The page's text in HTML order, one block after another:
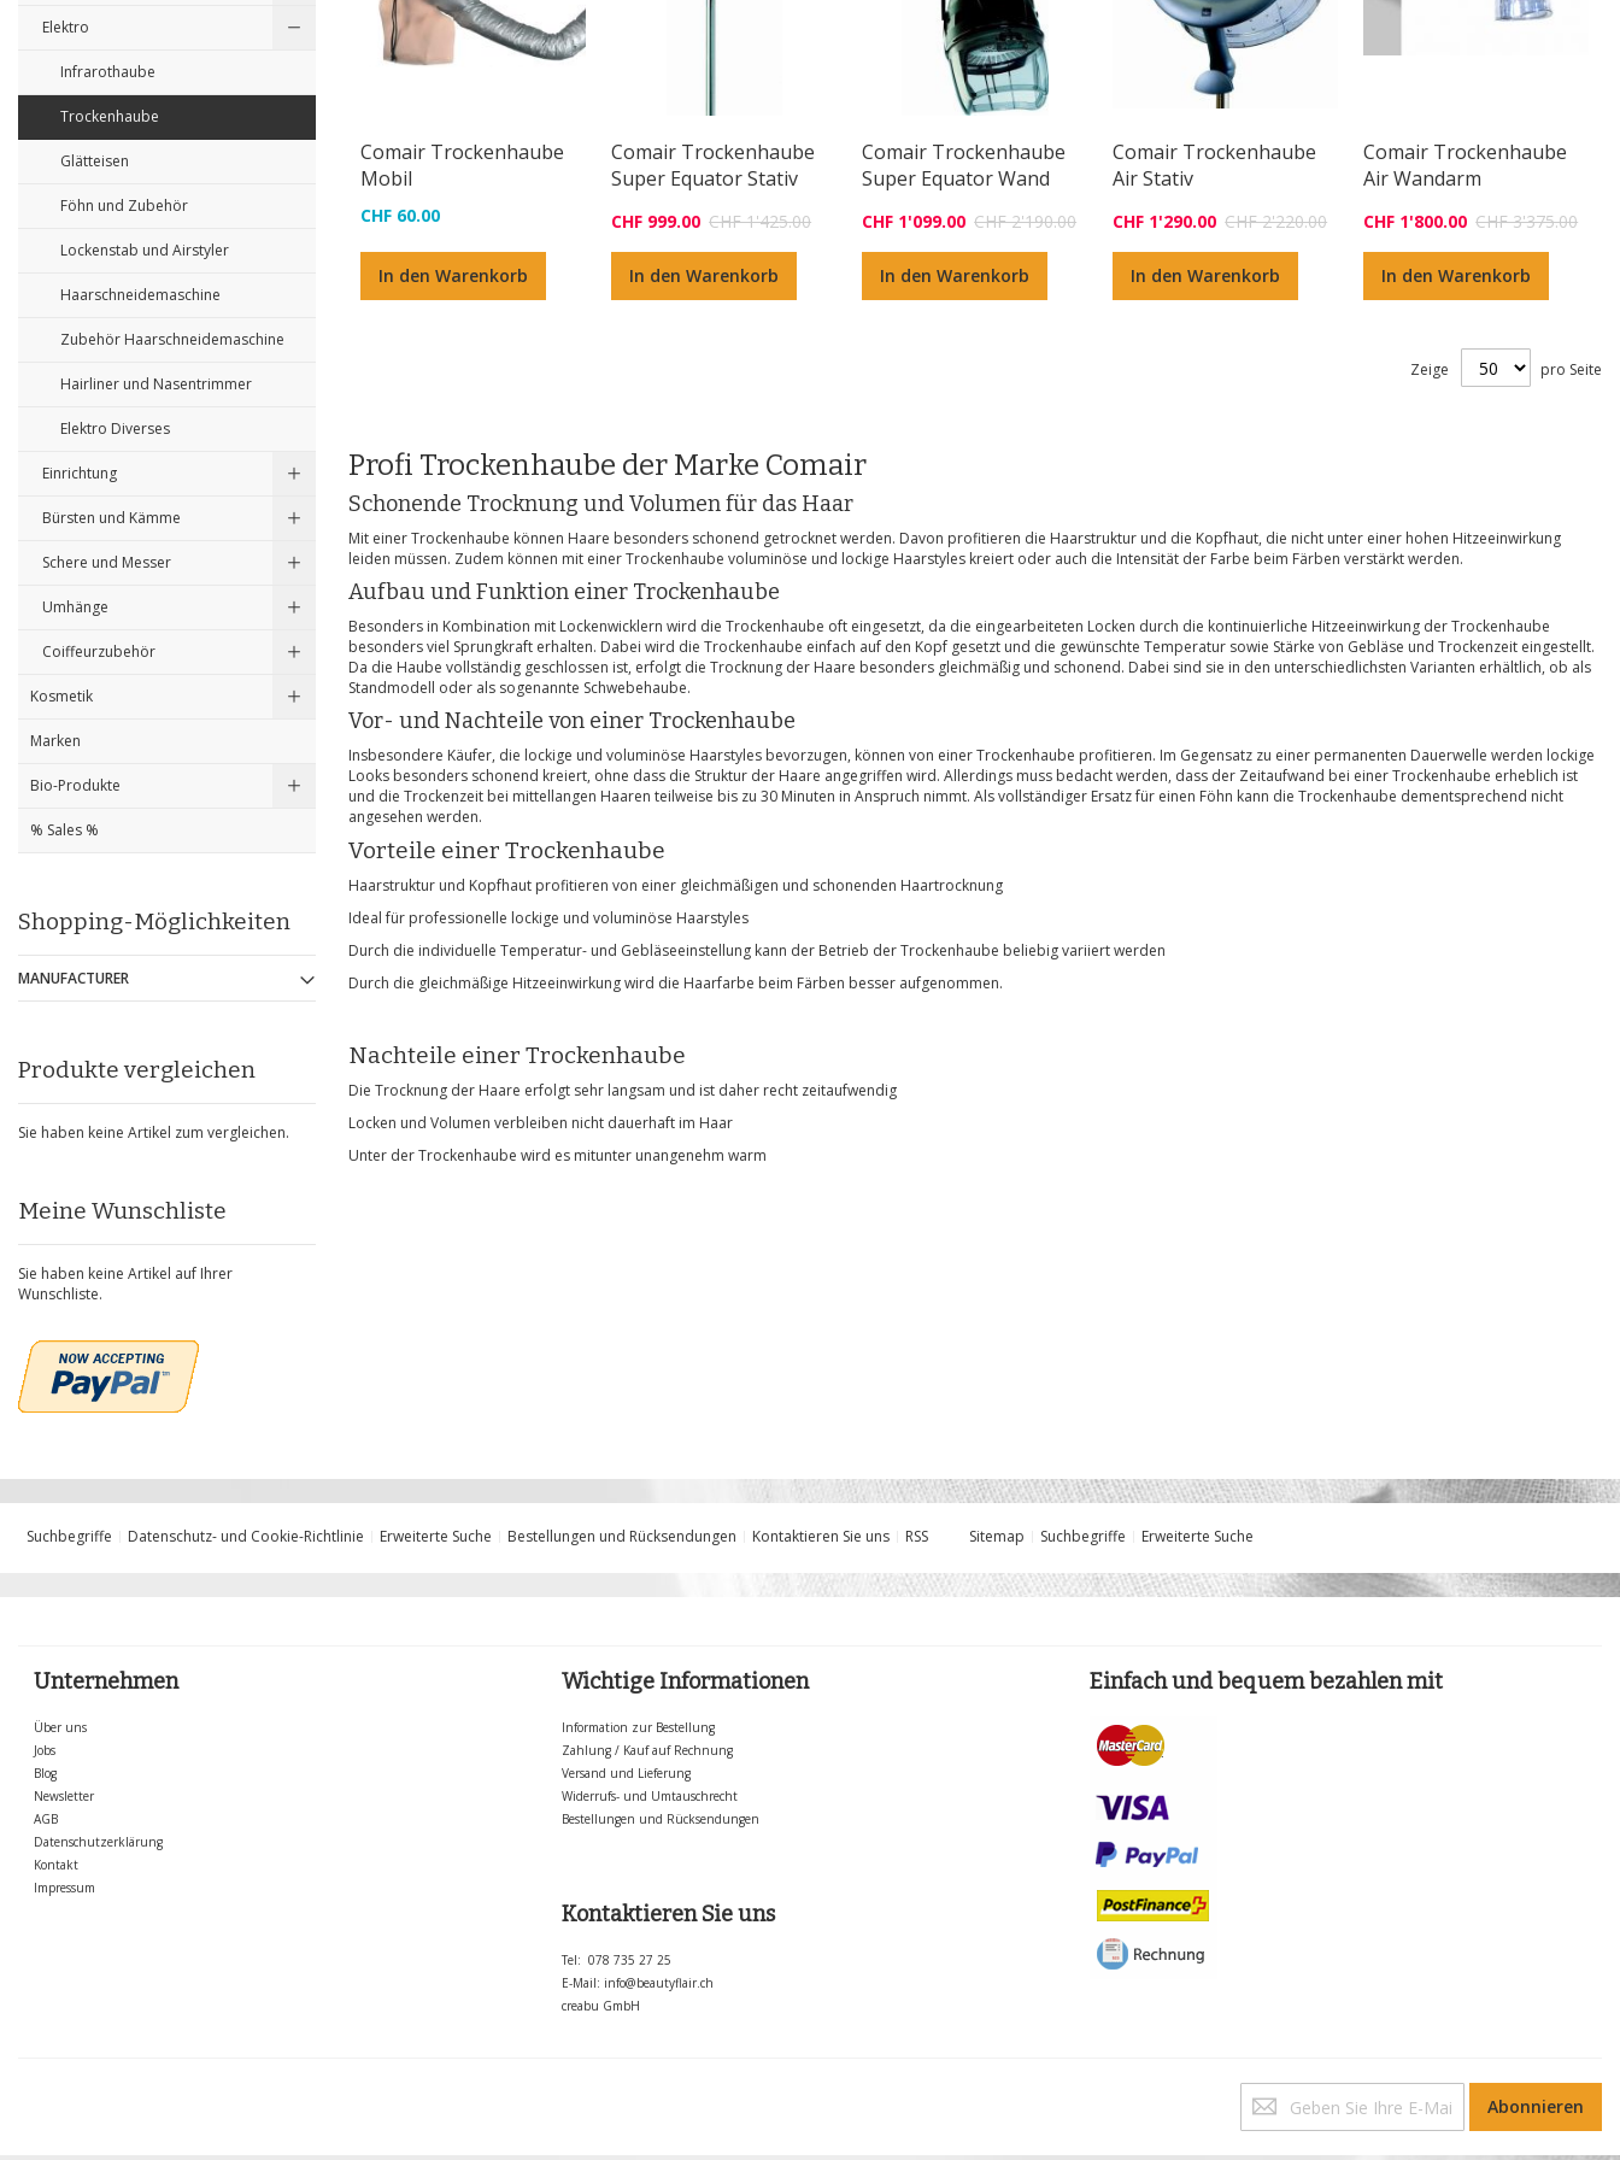
Comair Trockenhaube
Mobil
CHF 60.00
In den Warenkorb
Comair Trockenhaube
Super Equator Stativ
CHF 999.00 CHF 1'425.00
In den Warenkorb
Comair Trockenhaube
Super Equator Wand
CHF 1'099.00 CHF 2'190.00
In den Warenkorb
Comair Trockenhaube
Air Stativ
CHF 1'290.00 CHF 2'220.00
In den Warenkorb
Comair Trockenhaube
Air Wandarm
CHF 1'800.00 CHF 3'375.00
In den Warenkorb
Zeige pro Seite
Profi Trockenhaube der Marke Comair
Schonende Trocknung und Volumen für das Haar
Mit einer Trockenhaube können Haare besonders schonend getrocknet werden. Davon profitieren die Haarstruktur und die Kopfhaut, die nicht unter einer hohen Hitzeeinwirkung
leiden müssen. Zudem können mit einer Trockenhaube voluminöse und lockige Haarstyles kreiert oder auch die Intensität der Farbe beim Färben verstärkt werden.
Aufbau und Funktion einer Trockenhaube
Besonders in Kombination mit Lockenwicklern wird die Trockenhaube oft eingesetzt, da die eingearbeiteten Locken durch die kontinuierliche Hitzeeinwirkung der Trockenhaube
besonders viel Sprungkraft erhalten. Dabei wird die Trockenhaube einfach auf den Kopf gesetzt und die gewünschte Temperatur sowie Stärke von Gebläse und Trockenzeit eingestellt.
Da die Haube vollständig geschlossen ist, erfolgt die Trocknung der Haare besonders gleichmäßig und schonend. Dabei sind sie in den unterschiedlichsten Varianten erhältlich, ob als
Standmodell oder als sogenannte Schwebehaube.
Vor- und Nachteile von einer Trockenhaube
Insbesondere Käufer, die lockige und voluminöse Haarstyles bevorzugen, können von einer Trockenhaube profitieren. Im Gegensatz zu einer permanenten Dauerwelle werden lockige
Looks besonders schonend kreiert, ohne dass die Struktur der Haare angegriffen wird. Allerdings muss bedacht werden, dass der Zeitaufwand bei einer Trockenhaube erheblich ist
und die Trockenzeit bei mittellangen Haaren teilweise bis zu 30 Minuten in Anspruch nimmt. Als vollständiger Ersatz für einen Föhn kann die Trockenhaube dementsprechend nicht
angesehen werden.
Vorteile einer Trockenhaube
Haarstruktur und Kopfhaut profitieren von einer gleichmäßigen und schonenden Haartrocknung
Ideal für professionelle lockige und voluminöse Haarstyles
Durch die individuelle Temperatur- und Gebläseeinstellung kann der Betrieb der Trockenhaube beliebig variiert werden
Durch die gleichmäßige Hitzeeinwirkung wird die Haarfarbe beim Färben besser aufgenommen.
Nachteile einer Trockenhaube
Die Trocknung der Haare erfolgt sehr langsam und ist daher recht zeitaufwendig
Locken und Volumen verbleiben nicht dauerhaft im Haar
Unter der Trockenhaube wird es mitunter unangenehm warm
Elektro
Infrarothaube
Trockenhaube
Glätteisen
Föhn und Zubehör
Lockenstab und Airstyler
Haarschneidemaschine
Zubehör Haarschneidemaschine
Hairliner und Nasentrimmer
Elektro Diverses
Einrichtung
Bürsten und Kämme
Schere und Messer
Umhänge
Coiffeurzubehör
Kosmetik
Marken
Bio-Produkte
% Sales %
Shopping-Möglichkeiten
MANUFACTURER
Produkte vergleichen
Sie haben keine Artikel zum vergleichen.
Meine Wunschliste
Sie haben keine Artikel auf Ihrer
Wunschliste.
Suchbegriffe Datenschutz- und Cookie-Richtlinie Erweiterte Suche Bestellungen und Rücksendungen Kontaktieren Sie uns RSS Sitemap Suchbegriffe Erweiterte Suche
Unternehmen
Über uns
Jobs
Blog
Newsletter
AGB
Datenschutzerklärung
Kontakt
Impressum
Wichtige Informationen
Information zur Bestellung
Zahlung / Kauf auf Rechnung
Versand und Lieferung
Widerrufs- und Umtauschrecht
Bestellungen und Rücksendungen
Kontaktieren Sie uns
Tel: 078 735 27 25
E-Mail: info@beautyflair.ch
creabu GmbH
Einfach und bequem bezahlen mit
Sie
sich
für
Abonnieren